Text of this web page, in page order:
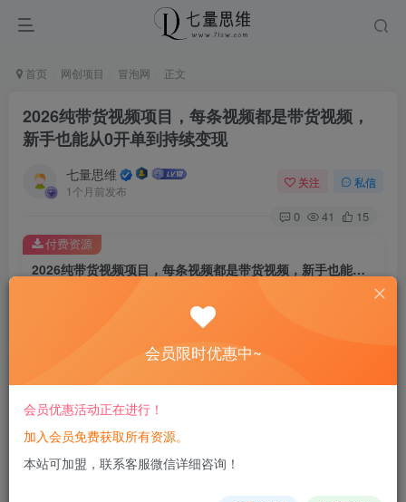
首页 网创项目 冒泡网 正文
2026纯带货视频项目，每条视频都是带货视频，
新手也能从0开单到持续变现
七量思维
1个月前发布
关注 私信
0 41 15
2026纯带货视频项目，每条视频都是带货视频，新手也能从0开单到持续变现
8.8
免费
您当前未登录！建议登陆后购买，可保存购买订单
付费资源
会员限时优惠中~
会员优惠活动正在进行！
加入会员免费获取所有资源。
本站可加盟，联系客服微信详细咨询！